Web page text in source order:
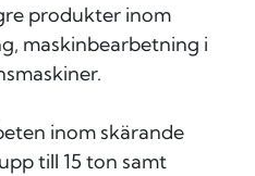
produkter inom
maskinbearbetning i
inom skärande
till 15 ton samt